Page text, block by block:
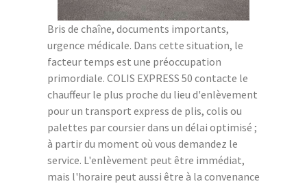
Bris de chaîne, documents importants,
urgence médicale. Dans cette situation, le
facteur temps est une préoccupation
primordiale. COLIS EXPRESS 50 contacte le
chauffeur le plus proche du lieu d'enlèvement
pour un transport express de plis, colis ou
palettes par coursier dans un délai optimisé ;
à partir du moment où vous demandez le
service. L'enlèvement peut être immédiat,
mais l'horaire peut aussi être à la convenance